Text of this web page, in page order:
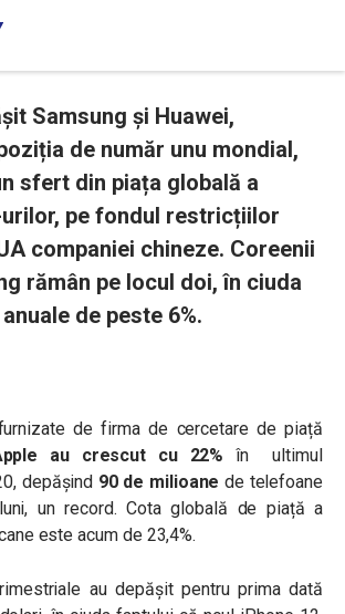
Samsung și Huawei,
de număr unu mondial,
sfert din piața globală a
pe fondul restricțiilor
companiei chineze. Coreenii
rămân pe locul doi, în ciuda
de peste 6%.
de firma de cercetare de piață
au crescut cu 22% în ultimul
depășind 90 de milioane de telefoane
un record. Cota globală de piață a
este acum de 23,4%.
au depășit pentru prima dată